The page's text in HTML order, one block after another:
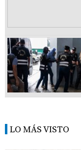
LO MÁS VISTO